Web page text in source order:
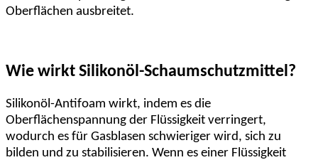
Oberflächen ausbreitet.
Wie wirkt Silikonöl-Schaumschutzmittel?
Silikonöl-Antifoam wirkt, indem es die
Oberflächenspannung der Flüssigkeit verringert,
wodurch es für Gasblasen schwieriger wird, sich zu
bilden und zu stabilisieren. Wenn es einer Flüssigkeit